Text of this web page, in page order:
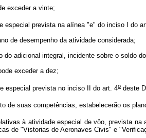
exceder a vinte;
especial prevista na alínea "e" do inciso I do
de desempenho da atividade considerada;
do adicional integral, incidente sobre o soldo
exceder a dez;
especial prevista no inciso II do art. 4o deste
de suas competências, estabelecerão os
à atividade especial de vôo, prevista na
de "Vistorias de Aeronaves Civis" e